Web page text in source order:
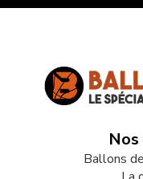
Ballons